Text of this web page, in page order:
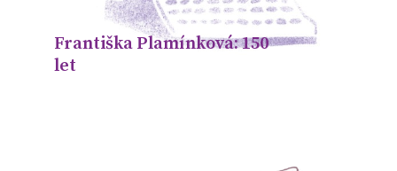
Františka Plamínková: 150
let